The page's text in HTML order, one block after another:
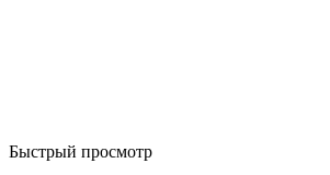
Быстрый просмотр